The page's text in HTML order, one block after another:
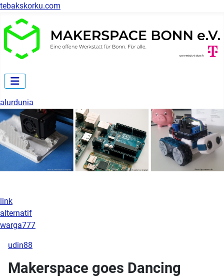
tebakskorku.com
alurdunia
udin88
Makerspace goes Dancing
link
alternatif
warga777